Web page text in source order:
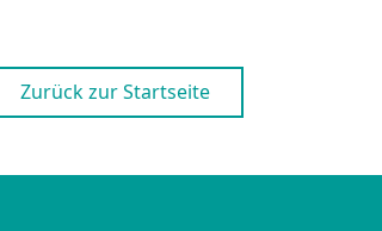
Zurück zur Startseite